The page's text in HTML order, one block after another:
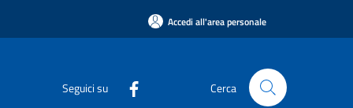
Accedi all'area personale
Seguici su Cerca